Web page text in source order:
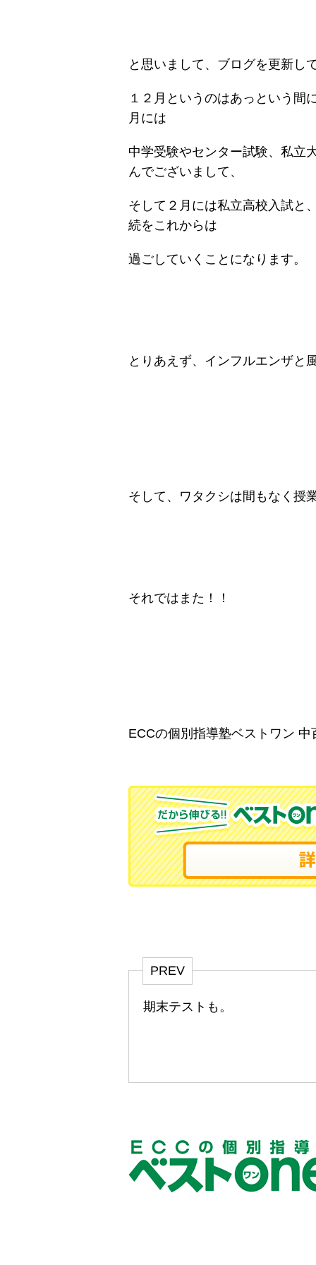
と思いまして、ブログを更新し
１２月というのはあっという間
月には
中学受験やセンター試験、私立
んでございまして、
そして２月には私立高校入試と
続をこれからは
過ごしていくことになります。
とりあえず、インフルエンザと
そして、ワタクシは間もなく授
それではまた！！
ECCの個別指導塾ベストワン 中
PREV
期末テストも。